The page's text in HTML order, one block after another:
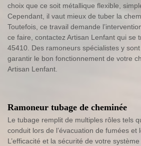
choix que ce soit métallique flexible,
Cependant, il vaut mieux de tuber la
Toutefois, ce travail demande
ce faire, contactez Artisan Lenfant qui se
45410. Des ramoneurs spécialistes y
garantir le bon fonctionnement de votre
Artisan Lenfant.
Ramoneur tubage de cheminée
Le tubage remplit de multiples rôles tels
conduit lors de l’évacuation de fumées et
L’efficacité et la sécurité de votre